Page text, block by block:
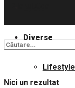
Diverse
Lifestyle
Nici un rezultat